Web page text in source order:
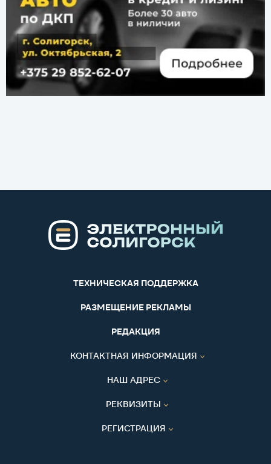
ТЕХНИЧЕСКАЯ ПОДДЕРЖКА
РАЗМЕЩЕНИЕ РЕКЛАМЫ
РЕДАКЦИЯ
КОНТАКТНАЯ ИНФОРМАЦИЯ
НАШ АДРЕС
РЕКВИЗИТЫ
РЕГИСТРАЦИЯ